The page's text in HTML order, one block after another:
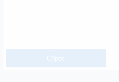
Сброс